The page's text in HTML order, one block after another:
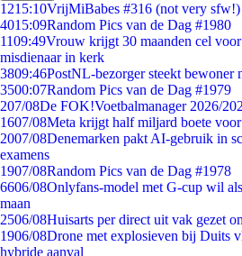
1215:10VrijMiBabes #316 (not very sfw!)
4015:09Random Pics van de Dag #1980
1109:49Vrouw krijgt 30 maanden cel
misdienaar in kerk
3809:46PostNL-bezorger steekt bewoner
3500:07Random Pics van de Dag #1979
207/08De FOK!Voetbalmanager 2026/
1607/08Meta krijgt half miljard boete
2007/08Denemarken pakt AI-gebruik in
examens
1907/08Random Pics van de Dag #1978
6606/08Onlyfans-model met G-cup wil
maan
2506/08Huisarts per direct uit vak gezet
1906/08Drone met explosieven bij Duits
hybride aanval